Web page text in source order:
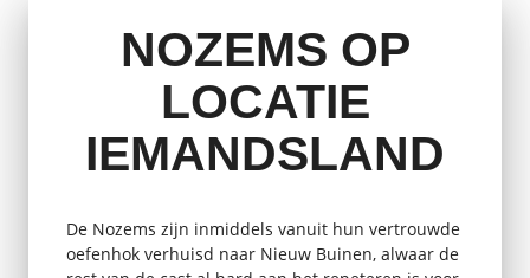
NOZEMS OP
LOCATIE
IEMANDSLAND
De Nozems zijn inmiddels vanuit hun vertrouwde
oefenhok verhuisd naar Nieuw Buinen, alwaar de